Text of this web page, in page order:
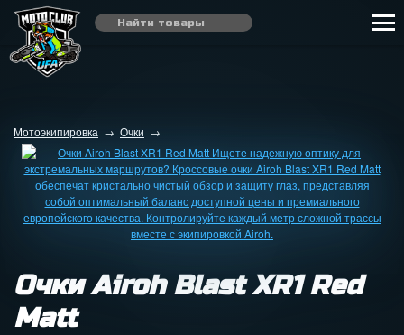
Мотоэкипировка → Очки →
Очки Airoh Blast XR1 Red
Matt